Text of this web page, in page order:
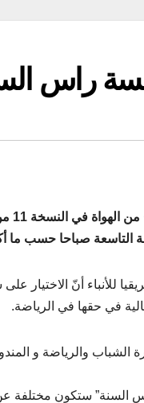
راس
من
التاسعة صباحا حسب ما
للأنباء أنّ
في حقها في الرياضة.
والرياضة و
ستكون مختلفة عن